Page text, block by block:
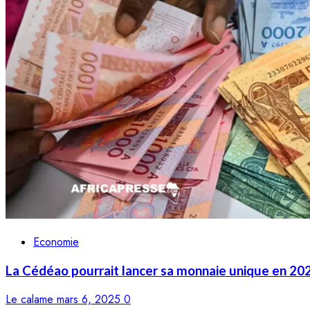
Economie
La Cédéao pourrait lancer sa monnaie unique en
Le calame mars 6, 2025 0